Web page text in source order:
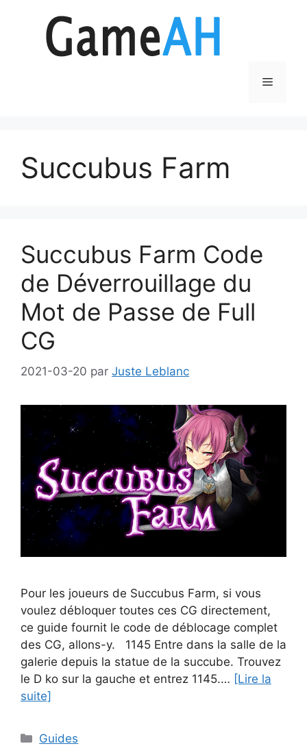
Menu
Succubus Farm
Succubus Farm Code
de Déverrouillage du
Mot de Passe de Full
CG
2021-03-20 par Juste Leblanc
Pour les joueurs de Succubus Farm, si vous
voulez débloquer toutes ces CG directement,
ce guide fournit le code de déblocage complet
des CG, allons-y. 1145 Entre dans la salle de la
galerie depuis la statue de la succube. Trouvez
le D ko sur la gauche et entrez 1145.… [Lire la
suite]
Catégories
Guides